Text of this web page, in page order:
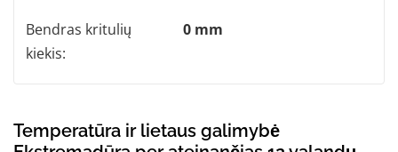
Bendras kritulių
kiekis:
0 mm
Temperatūra ir lietaus galimybė